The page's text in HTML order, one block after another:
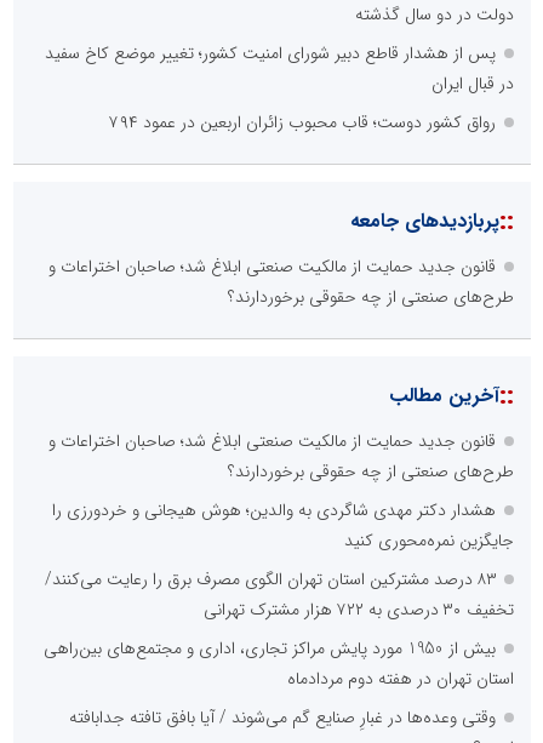
پایگاه اطلاع رسانی معدن پیشرو
پایگاه اطلاع رسانی سپهر
گروه پیشرانان پیشرفت ایران
بزرگترین پروژه های صنعتی کشور
وزارت علوم، تحقیقات و فناوری
پایگاه آموزشی احمد باقری
مدرس و مشاور حوزه ارتباطات، روابط عمومی و رسانه
مهدی آشتیانی فرد
دولت در دو سال گذشته
پس از هشدار قاطع دبیر شورای امنیت کشور؛ تغییر موضع کاخ سفید
در قبال ایران
رواق کشور دوست؛ قاب محبوب زائران اربعین در عمود ۷۹۴
::پربازدیدهای جامعه
قانون جدید حمایت از مالکیت صنعتی ابلاغ شد؛ صاحبان اختراعات و
طرح‌های صنعتی از چه حقوقی برخوردارند؟
::آخرین مطالب
قانون جدید حمایت از مالکیت صنعتی ابلاغ شد؛ صاحبان اختراعات و
طرح‌های صنعتی از چه حقوقی برخوردارند؟
هشدار دکتر مهدی شاگردی به والدین؛ هوش هیجانی و خردورزی را
جایگزین نمره‌محوری کنید
۸۳ درصد مشترکین استان تهران الگوی مصرف برق را رعایت می‌کنند/
تخفیف ۳۰ درصدی به ۷۲۲ هزار مشترک تهرانی
بیش از 1950 مورد پایش مراکز تجاری، اداری و مجتمع‌های بین‌راهی
استان تهران در هفته دوم مردادماه
وقتی وعده‌ها در غبارِ صنایع گم می‌شوند / آیا بافق تافته جدابافته